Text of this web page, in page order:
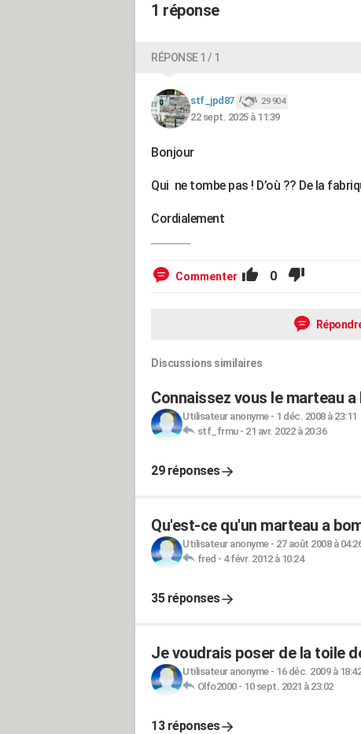
1 réponse
RÉPONSE 1 / 1
stf_jpd87 29 904
22 sept. 2025 à 11:39
Bonjour
Qui ne tombe pas ! D’où ?? De la
Cordialement
Commenter 0
Discussions similaires
Connaissez vous le marteau
Utilisateur anonyme- 1 déc. 2008 à 23:11
stf_frmu- 21 avr. 2022 à 20:36
29 réponses
Qu'est-ce qu'un marteau a
Utilisateur anonyme- 27 août 2008 à
fred - 4 févr. 2012 à 10:24
35 réponses
Je voudrais poser de la toile
Utilisateur anonyme- 16 déc. 2009 à 18:42
Olfo2000- 10 sept. 2021 à 23:02
13 réponses